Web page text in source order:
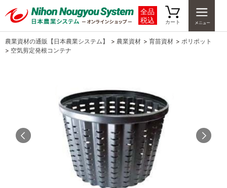
全品
税込
カート
農業資材の通販【日本農業システム】 > 農業資材 > 育苗資材 > ポリポット
> 空気剪定発根コンテナ